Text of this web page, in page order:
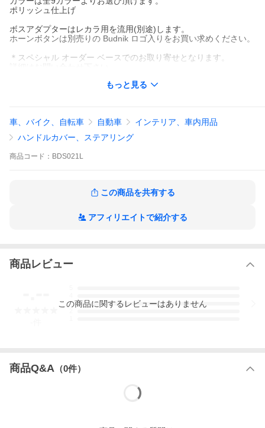
ポリッシュ仕上げ
ボスアダプターはレカラ用を流用(別途)します。
ホーンボタンは別売りの Budnik ロゴ入りをお買い求めください。
＊スペシャル オーダー ベースでのお取り寄せとなります。
また、納期に関しましてもお取り寄せになります。お問い合わせ
下さい。
ホーンボタンのデザインは、入荷時期により異なる場合がござい
ます。あらかじめご了承ください。現在のデザインは、
もっと見る
車、バイク、自転車 自動車
インテリア、車内用品
ハンドルカバー、ステアリング
商品 コード： BDS021L
この商品を共有する
アフィリエイトで紹介する
商品レビュー
3
この商品に関するレビューはありません
商品Q&A （0件）